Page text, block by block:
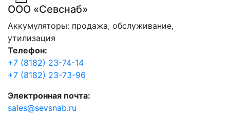
ООО «Севснаб»
Аккумуляторы: продажа, обслуживание,
утилизация
Телефон:
+7 (8182) 23-74-14
+7 (8182) 23-73-96
Электронная почта:
sales@sevsnab.ru